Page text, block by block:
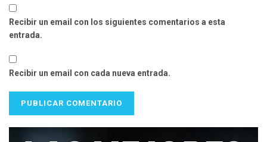
Recibir un email con los siguientes comentarios a esta
entrada.
Recibir un email con cada nueva entrada.